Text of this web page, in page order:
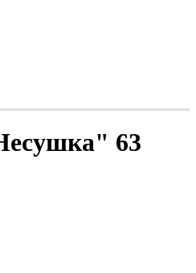
63